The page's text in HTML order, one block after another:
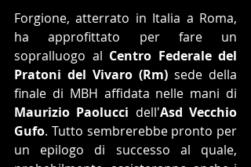
Forgione, atterrato in Italia a Roma,
ha approfittato per fare un
sopralluogo al Centro Federale del
Pratoni del Vivaro (Rm) sede della
Maurizio Paolucci dell'Asd Vecchio
Gufo. Tutto sembrerebbe pronto per
un epilogo di successo al quale,